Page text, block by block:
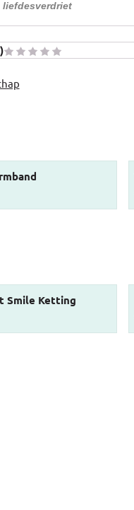
)
Smile Ketting